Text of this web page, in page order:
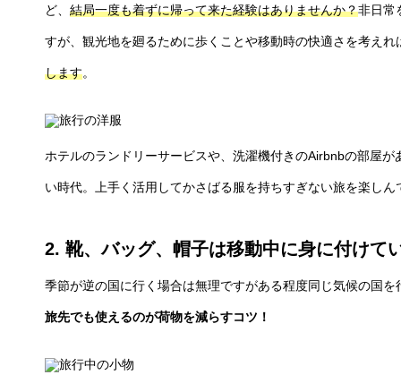
ど、 結局一度も着ずに帰って来た経験はありませんか？非日常
すが、観光地を廻るために歩くことや移動時の快適さを考えれ
します。
ホテルのランドリーサービスや、洗濯機付きのAirbnbの部屋
い時代。上手く活用してかさばる服を持ちすぎない旅を楽しん
2. 靴、バッグ、帽子は移動中に身に付けて
季節が逆の国に行く場合は無理ですがある程度同じ気候の国を
旅先でも使えるのが荷物を減らすコツ！